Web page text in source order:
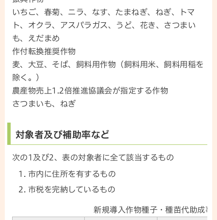
いちご、春菊、ニラ、なす、たまねぎ、ねぎ、トマ
ト、オクラ、アスパラガス、うど、花き、さつまい
も、えだまめ
作付転換推奨作物
麦、大豆、そば、飼料用作物（飼料用米、飼料用稲を
除く。）
農産物売上1.2倍推進協議会が指定する作物
さつまいも、ねぎ
対象者及び補助率など
次の1及び2、表の対象者に全て該当するもの
市内に住所を有するもの
市税を完納しているもの
新規導入作物種子・種苗代助成事